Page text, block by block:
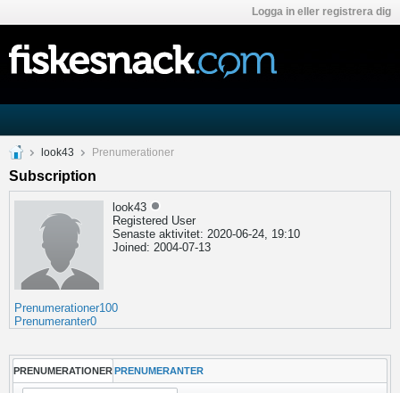
Logga in eller registrera dig
look43 Prenumerationer
Subscription
look43
Registered User
Senaste aktivitet: 2020-06-24, 19:10
Joined: 2004-07-13
Prenumerationer100
Prenumeranter0
PRENUMERATIONER PRENUMERANTER